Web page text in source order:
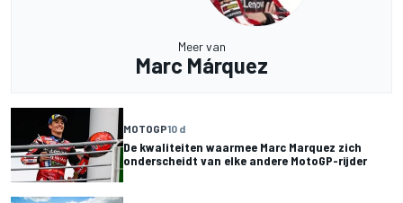
Meer van
Marc Márquez
MOTOGP10 d
De kwaliteiten waarmee Marc Marquez zich
onderscheidt van elke andere MotoGP-rijder